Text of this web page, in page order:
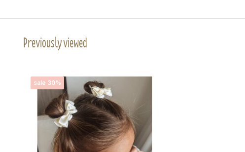
Previously viewed
sale 30%